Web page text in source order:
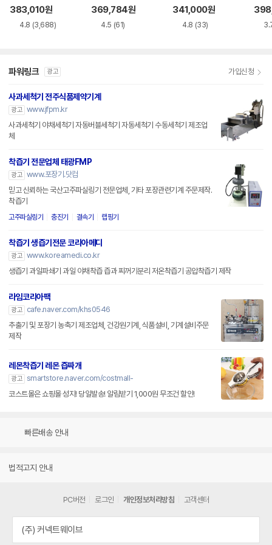
383,010원
4.8 (3,688)
369,784원
4.5 (61)
341,000원
4.8 (33)
파워링크 광고 가입신청
사과세척기 전주식품제약기계
광고 www.jfpm.kr
사과세척기 야채세척기 자동버블세척기 자동세척기 수동세척기 제조업
체
착즙기 전문업체 태광FMP
광고 www.포장기.닷컴
믿고 신뢰하는 국산고주파실링기 전문업체, 기타 포장관련기계 주문제작.
착즙기
고주파실링기 충진기 결속기 랩핑기
착즙기 생즙기전문 코리아메디
광고 www.koreamedi.co.kr
생즙기 과일파쇄기 과일 야채착즙 즙과 찌꺼기분리 저온착즙기 공압착즙기 제작
라임코리아팩
광고
cafe.naver.com/khs0546
추출기 및 포장기 농축기 제조업체, 건강원기계, 식품설비, 기계설비주문
제작
레몬착즙기 레몬 즙짜개
광고 smartstore.naver.com/costmall-
코스트몰은 쇼핑몰 성지! 당일발송! 알림받기 1,000원 무조건 할인!
빠른배송 안내
법적고지 안내
PC버전 로그인 개인정보처리방침 고객센터
(주) 커넥트웨이브